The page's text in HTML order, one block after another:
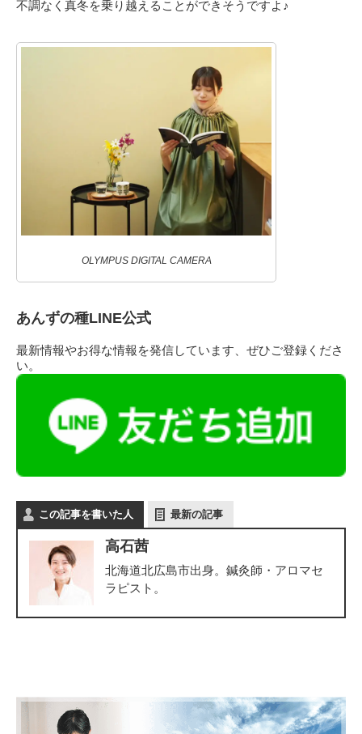
不調なく真冬を乗り越えることができそうですよ♪
OLYMPUS DIGITAL CAMERA
あんずの種LINE公式
最新情報やお得な情報を発信しています、ぜひご登録くださ
い。
この記事を書いた人 最新の記事
高石茜
北海道北広島市出身。鍼灸師・アロマセ
ラピスト。